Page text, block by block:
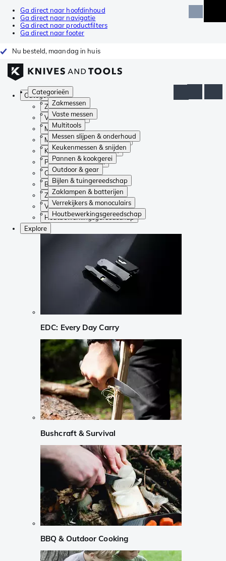
Ga direct naar hoofdinhoud
Ga direct naar navigatie
Ga direct naar productfilters
Ga direct naar footer
Nu besteld, maandag in huis
Categorieën
Zakmessen
Vaste messen
Multitools
Messen slijpen & onderhoud
Keukenmessen & snijden
Pannen & kookgerei
Outdoor & gear
Bijlen & tuingereedschap
Zaklampen & batterijen
Verrekijkers & monoculairs
Houtbewerkingsgereedschap
Categorieën
Zakmessen
Vaste messen
Multitools
Messen slijpen & onderhoud
Keukenmessen & snijden
Pannen & kookgerei
Outdoor & gear
Bijlen & tuingereedschap
Zaklampen & batterijen
Verrekijkers & monoculairs
Houtbewerkingsgereedschap
Explore
EDC: Every Day Carry
Bushcraft & Survival
BBQ & Outdoor Cooking